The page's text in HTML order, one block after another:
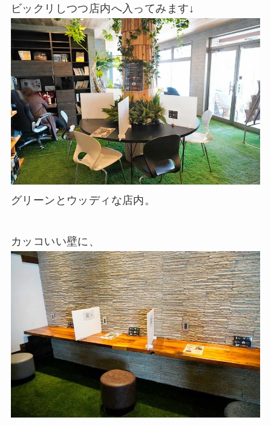
ビックリしつつ店内へ入ってみます↓
グリーンとウッディな店内。
カッコいい壁に、